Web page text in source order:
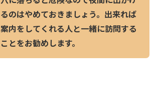
るのはやめておきましょう。出来れば
案内をしてくれる人と一緒に訪問する
ことをお勧めします。